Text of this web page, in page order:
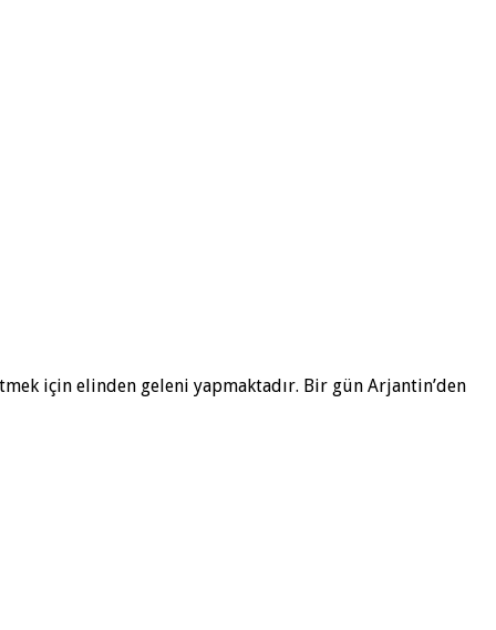
için elinden geleni yapmaktadır. Bir gün Arjantin’den